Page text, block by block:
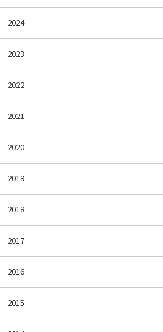
2024
2023
2022
2021
2020
2019
2018
2017
2016
2015